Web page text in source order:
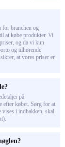
for branchen og
at købe produkter. Vi
og da vi kun
og tilhørende
at vores priser er
på
efter købet. Sørg for at
vises i indbakken, skal